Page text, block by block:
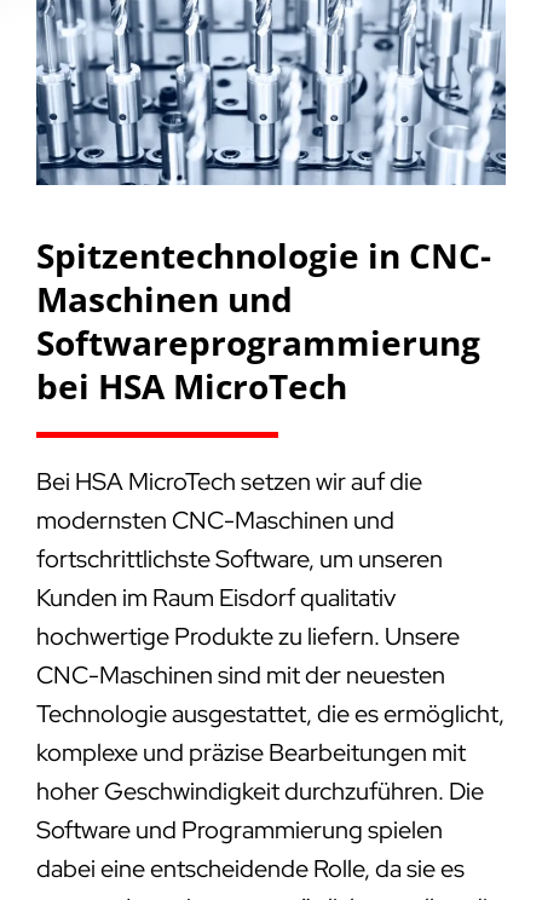
Spitzentechnologie in CNC-
Maschinen und
Softwareprogrammierung
bei HSA MicroTech
Bei HSA MicroTech setzen wir auf die
modernsten CNC-Maschinen und
fortschrittlichste Software, um unseren
Kunden im Raum Eisdorf qualitativ
hochwertige Produkte zu liefern. Unsere
CNC-Maschinen sind mit der neuesten
Technologie ausgestattet, die es ermöglicht,
komplexe und präzise Bearbeitungen mit
hoher Geschwindigkeit durchzuführen. Die
Software und Programmierung spielen
dabei eine entscheidende Rolle, da sie es